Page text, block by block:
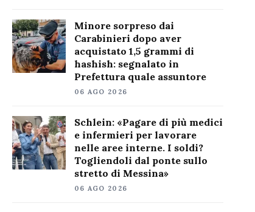
Minore sorpreso dai
Carabinieri dopo aver
acquistato 1,5 grammi di
hashish: segnalato in
Prefettura quale assuntore
06 AGO 2026
Schlein: «Pagare di più medici
e infermieri per lavorare
nelle aree interne. I soldi?
Togliendoli dal ponte sullo
stretto di Messina»
06 AGO 2026